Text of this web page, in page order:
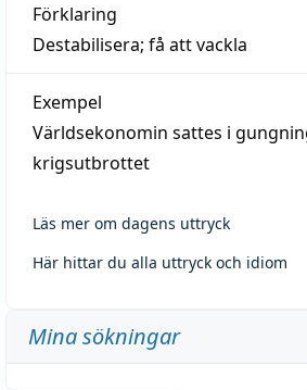
Förklaring
Destabilisera; få att vackla
Exempel
Världsekonomin sattes i
krigsutbrottet
Läs mer om dagens uttryck
Här hittar du alla uttryck och idiom
Mina sökningar